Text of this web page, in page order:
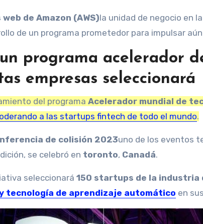
de Amazon (AWS)la unidad de negocio en
de un programa prometedor para impulsar
programa acelerador
empresas seleccionará
del programa Acelerador mundial de
a las startups fintech de todo el mundo.
de colisión 2023uno de los eventos
se celebró en toronto, Canadá.
seleccionará 150 startups de la industria
tecnología de aprendizaje automático en